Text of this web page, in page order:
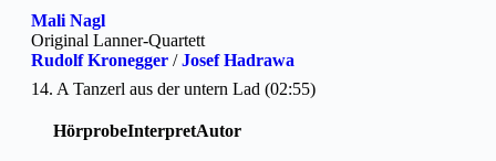
Mali Nagl
Original Lanner-Quartett
Rudolf Kronegger /Josef Hadrawa
14. A Tanzerl aus der untern Lad (02:55)
HörprobeInterpretAutor